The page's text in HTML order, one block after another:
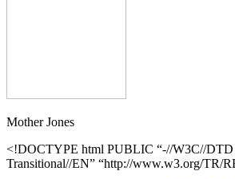
Mother Jones
<!DOCTYPE html PUBLIC “-//W3C//
Transitional//EN” “http://www.w3.org/TR/